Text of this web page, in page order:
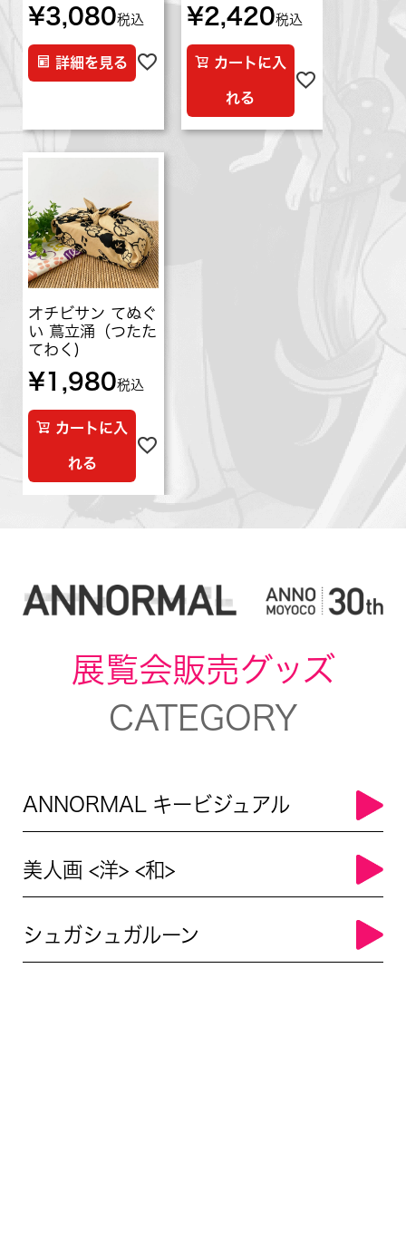
¥3,080税込
詳細を見る
¥2,420税込
カートに入
れる
オチビサン てぬぐ
い 蔦立涌（つたた
てわく)
¥1,980税込
カートに入
れる
展覧会販売グッズ
CATEGORY
ANNORMAL キービジュアル
美人画 <洋> <和>
シュガシュガルーン